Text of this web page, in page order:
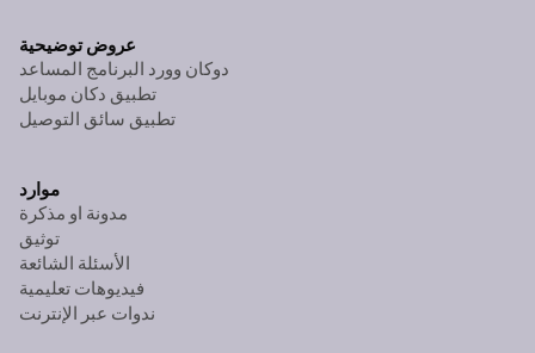
عروض توضيحية
دوكان وورد البرنامج المساعد
تطبيق دكان موبايل
تطبيق سائق التوصيل
موارد
مدونة او مذكرة
توثيق
الأسئلة الشائعة
فيديوهات تعليمية
ندوات عبر الإنترنت